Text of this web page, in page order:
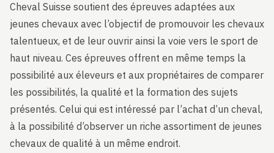
Cheval Suisse soutient des épreuves adaptées aux
jeunes chevaux avec l’objectif de promouvoir les chevaux
talentueux, et de leur ouvrir ainsi la voie vers le sport de
haut niveau. Ces épreuves offrent en même temps la
possibilité aux éleveurs et aux propriétaires de comparer
les possibilités, la qualité et la formation des sujets
présentés. Celui qui est intéressé par l’achat d’un cheval,
à la possibilité d’observer un riche assortiment de jeunes
chevaux de qualité à un même endroit.